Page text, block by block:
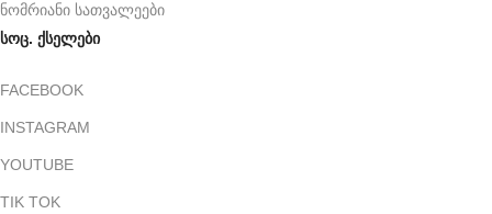
ნომრიანი სათვალეები
სოც. ქსელები
FACEBOOK
INSTAGRAM
YOUTUBE
TIK TOK